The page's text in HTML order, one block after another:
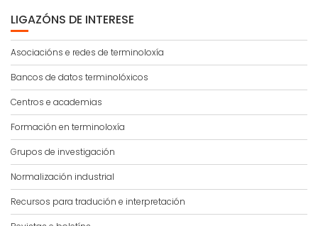
LIGAZÓNS DE INTERESE
Asociacións e redes de terminoloxía
Bancos de datos terminolóxicos
Centros e academias
Formación en terminoloxía
Grupos de investigación
Normalización industrial
Recursos para tradución e interpretación